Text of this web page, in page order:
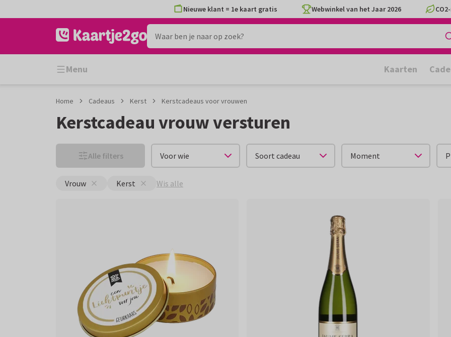
naar
naar
Nieuwe klant = 1e kaart gratis Webwinkel van het Jaar 2026
Menu Kaarten
Home Cadeaus Kerst Kerstcadeaus voor vrouwen
Kerstcadeau vrouw versturen
Alle filters Voor wie Soort cadeau Moment
Vrouw Kerst Wis alle